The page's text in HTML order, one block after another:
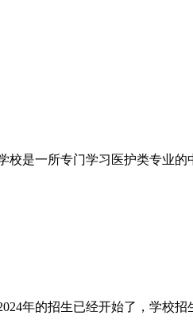
是一所专门学习医护类专业
年的招生已经开始了，学校